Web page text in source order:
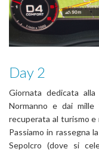
Day 2
Giornata dedicata
Normanno e dai mille
recuperata al turismo e
Passiamo in rassegna
Sepolcro (dove si